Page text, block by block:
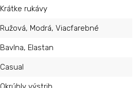
Krátke rukávy
Ružová, Modrá, Viacfarebné
Bavlna, Elastan
Casual